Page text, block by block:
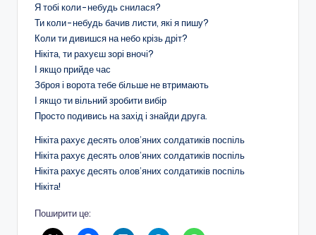
Я тобі коли-небудь снилася?
Ти коли-небудь бачив листи, які я пишу?
Коли ти дивишся на небо крізь дріт?
Нікіта, ти рахуєш зорі вночі?
І якщо прийде час
Зброя і ворота тебе більше не втримають
І якщо ти вільний зробити вибір
Просто подивись на захід і знайди друга.
Нікіта рахує десять олов’яних солдатиків поспіль
Нікіта рахує десять олов’яних солдатиків поспіль
Нікіта рахує десять олов’яних солдатиків поспіль
Нікіта!
Поширити це: